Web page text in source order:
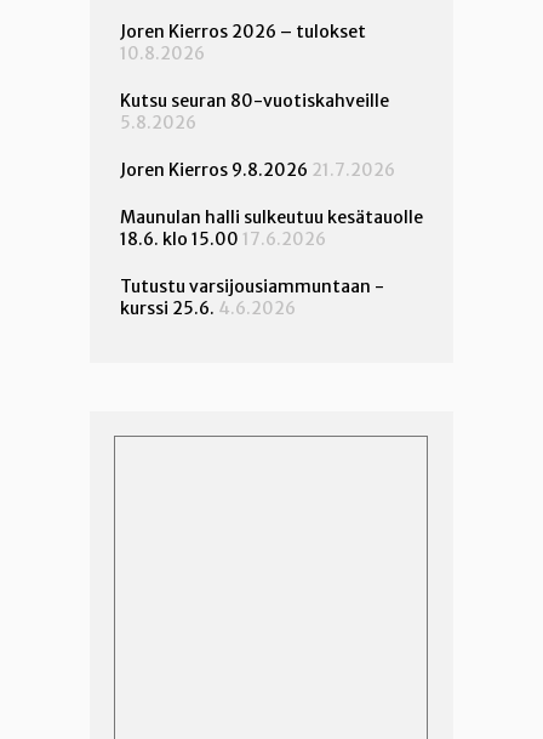
Joren Kierros 2026 – tulokset
10.8.2026
Kutsu seuran 80-vuotiskahveille
5.8.2026
Joren Kierros 9.8.2026 21.7.2026
Maunulan halli sulkeutuu kesätauolle
18.6. klo 15.00 17.6.2026
Tutustu varsijousiammuntaan -
kurssi 25.6. 4.6.2026